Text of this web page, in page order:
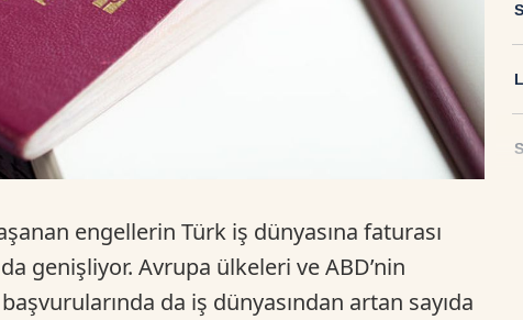
engellerin Türk iş dünyasına faturası
genişliyor. Avrupa ülkeleri ve ABD’nin
da iş dünyasından artan sayıda